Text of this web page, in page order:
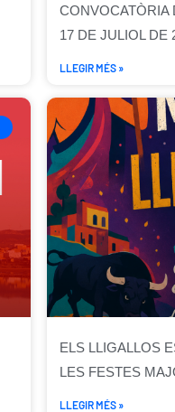
CONVOCATÒRIA
17 DE JULIOL DE
LLEGIR MÉS »
ELS LLIGALLOS
LES FESTES
LLEGIR MÉS »